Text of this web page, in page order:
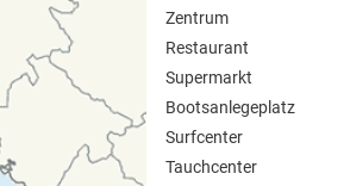
Zentrum
Restaurant
Supermarkt
Bootsanlegeplatz
Surfcenter
Tauchcenter